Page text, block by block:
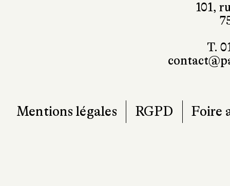
101,
T.
Mentions légales RGPD Foire